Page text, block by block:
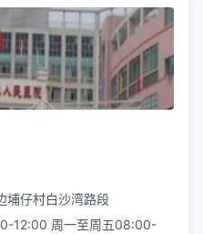
埔仔村白沙湾路段
12:00 周一至周五08:00-